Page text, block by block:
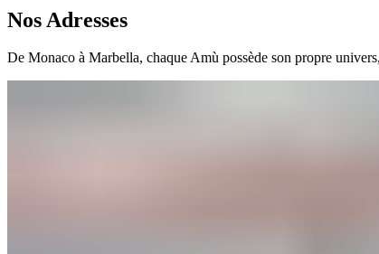
Nos Adresses​​​​‌ ‍ ​‍​‍‌‍ ‌ ​‍‌‍‍‌‌‍‌ ‌‍‍‌‌‍ ‍​‍​‍​ ‍‍​‍​‍‌ ​ ‌‍​‌‌‍ ‍‌‍‍‌‌ ‌​‌ ‍‌​‍ ‍‌‍‍‌‌‍ ​‍​‍​‍ ​​‍​‍‌‍‍​‌ ​‍‌‍‌‌‌‍‌‍​‍​‍​ ‍‍​‍​‍‌‍‍​‌ ‌​‌ ‌​‌ ​​‌ ​ ​ ‍‍​‍ ​‍ ‌‍ ​​‍ ‌‌‍​‌‌‍ ‍‌‍‌​​‍ ‌‌ ​‍​‍ ‌‌‍‍​‌‍ ‌ ‌​‌‍‌‌‌‍ ​‌ ​ ​‍ ‌‌ ​ ‌ ‌​‌ ‌‌‌‍‌​‌‍‍‌‌‍ ​‍ ‍‌ ‌‍‌‍‌‌‌ ​‍‌‍​ ‌‍‌‌‌‍ ​​‍ ‍‌‍​‌‌ ​​‌ ​​​‍ ‌‍‍‌‌‍ ‍‌ ‌​‌‍‌‌‌‍ ‍‌ ‌​​‍ ‌‍‌‌‌‍‌​‌‍‍‌‌ ‌​​‍ ‌‍ ‌‌‍ ‌‍‌​‌‍‌‌​ ‌‌ ​​‌ ​‍‌‍‌‌‌ ​ ‌‍‌‌‌‍ ‍‌ ‌​‌‍​‌‌ ‌​‌‍‍‌‌‍ ‌‍ ‍​ ‍ ‌‍‍‌‌‍‌​​ ‌​ ‍‌‌‍​‍​ ‌ ​ ​​​ ‍​‌‍‌‍​ ‍‌​ ​​​‍ ‌‌‍‌‌‌‍‌‌‌‍​‌​ ‌‍​‍ ‌​ ‌​​ ‌‌​ ‍‌‌‍​‌​‍ ‌​ ‍‌​ ​ ​ ‌​‌‍​ ​‍ ‌‌‍‌‌‌‍‌‍‌‍​‌‌‍​‌​ ​​​ ‌‌​ ‍‌​ ​ ​ ‌​​ ​​​ ​ ‌‍‌‍​ ‍ ‌ ‌​‌ ‍‌‌ ​​‌‍‌‌​ ‌‌‍‍​‌‍ ‌ ‌​‌‍‌‌‌‍ ​‌‌​ ‌‍‍‌‌ ‌​‌‍‌‌‌​‍​‌‍ ‌‍ ‌‌‍‌‌‌‌​​‌‍​‌‌‍‌ ‌‍‌‌​ ‍ ‌ ​​‌‍​‌‌ ‌​‌‍‍​​ ‌‌ ​​‌‍​‌‌‍‌ ‌‍‌‌‌​​‍‌ ‌‌‌‍‍‌‌‍ ​‌‍‌​‌‍‌‌‌ ​‍​‍‌‌​ ‌‌‌​​‍‌‌ ‌‍‍ ‌‍‌‌‌ ‍‌​‍‌‌​ ​ ‌​‌​​‍‌‌​ ​ ‌​‌​​‍‌‌​ ​‍​ ​‍​ ‌ ​ ​​‌‍‌‍‌‍​‌​ ​‌​ ​ ​ ‌‍‌‍​‌​ ‌‌​ ​‍‌‍‌‌​ ​​​‍‌‌​ ​‍​ ​‍​‍‌‌​ ‌‌‌​‌​​‍ ‍‌‍‍​‌‍‌‌‌‍​‌‌‍‌​‌‍‍‌‌‍ ‍‌‍‌ ​ ‌‍​‍‌‍​‌‌ ​ ‌‍‌‌‌‌‌‌‌ ​‍‌‍ ​​ ‌‌‍‍​‌ ‌​‌ ‌​‌ ​​‌ ​ ​‍‌‌​ ​ ‌​​‌​‍‌‌​ ​‍‌​‌‍​‍‌‌​ ​‍‌​‌‍‌‍ ​​‍ ‌‌‍​‌‌‍ ‍‌‍‌​​‍ ‌‌ ​‍​‍ ‌‌‍‍​‌‍ ‌ ‌​‌‍‌‌‌‍ ​‌ ​ ​‍ ‌‌ ​ ‌ ‌​‌ ‌‌‌‍‌​‌‍‍‌‌‍ ​‍ ‍‌ ‌‍‌‍‌‌‌ ​‍‌‍​ ‌‍‌‌‌‍ ​​‍ ‍‌‍​‌‌ ​​‌ ​​​‍‌‍‌‍‍‌‌‍‌​​ ‌​ ‍‌‌‍​‍​ ‌ ​ ​​​ ‍​‌‍‌‍​ ‍‌​ ​​​‍ ‌‌‍‌‌‌‍‌‌‌‍​‌​ ‌‍​‍ ‌​ ‌​​ ‌‌​ ‍‌‌‍​‌​‍ ‌​ ‍‌​ ​ ​ ‌​‌‍​ ​‍ ‌‌‍‌‌‌‍‌‍‌‍​‌‌‍​‌​ ​​​ ‌‌​ ‍‌​ ​ ​ ‌​​ ​​​ ​ ‌‍‌‍​‍‌‍‌ ‌​‌ ‍‌‌ ​​‌‍‌‌​ ‌‌‍‍​‌‍ ‌ ‌​‌‍‌‌‌‍ ​‌‌​ ‌‍‍‌‌ ‌​‌‍‌‌‌​‍​‌‍ ‌‍ ‌‌‍‌‌‌‌​​‌‍​‌‌‍‌ ‌‍‌‌​‍‌‍‌ ​​‌‍​‌‌ ‌​‌‍‍​​ ‌‌ ​​‌‍​‌‌‍‌ ‌‍‌‌‌​​‍‌ ‌‌‌‍‍‌‌‍ ​‌‍‌​‌‍‌‌‌ ​‍​‍‌‌​ ‌‌‌​​‍‌‌ ‌‍‍ ‌‍‌‌‌ ‍‌​‍‌‌​ ​ ‌​‌​​‍‌‌​ ​ ‌​‌​​‍‌‌​ ​‍​ ​‍​ ‌ ​ ​​‌‍‌‍‌‍​‌​ ​‌​ ​ ​ ‌‍‌‍​‌​ ‌‌​ ​‍‌‍‌‌​ ​​​‍‌‌​ ​‍​ ​‍​‍‌‌​ ‌‌‌​‌​​‍ ‍‌‍‍​‌‍‌‌‌‍​‌‌‍‌​‌‍‍‌‌‍ ‍‌‍‌ ​‍‌‍‌ ​​‌‍‌‌‌ ​‍‌ ​ ‌ ​​‌‍‌‌‌‍​ ‌ ‌​‌‍‍‌‌ ‌‍‌‍‌‌​ ‌‌ ​​‌ ‌‌‌‍​‍‌‍ ​‌‍‍‌‌ ​ ‌‍‍​‌‍‌‌‌‍‌​​‍​‍‌ ‌
De Monaco à Marbella, chaque Amù possède son propre univers, enraciné dans le même amour de la Riviera et façonné par son